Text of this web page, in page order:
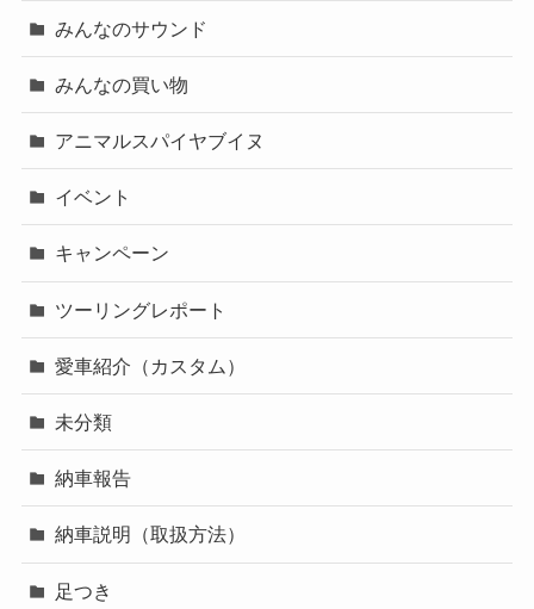
みんなのサウンド
みんなの買い物
アニマルスパイヤブイヌ
イベント
キャンペーン
ツーリングレポート
愛車紹介（カスタム）
未分類
納車報告
納車説明（取扱方法）
足つき